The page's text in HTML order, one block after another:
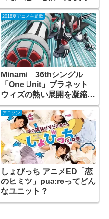
2018夏アニメ主題歌
Minami 36thシングル
「One Unit」プラネット
ウィズの熱い展開を凝縮し
た歌詞！
アニソン
しょびっち アニメED「恋
のヒミツ」pua:reってどん
なユニット？